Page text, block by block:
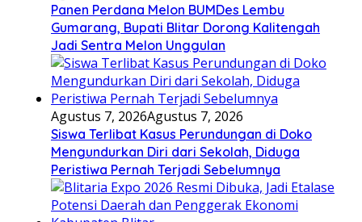
Panen Perdana Melon BUMDes Lembu
Gumarang, Bupati Blitar Dorong Kalitengah
Jadi Sentra Melon Unggulan
Agustus 7, 2026Agustus 7, 2026
Siswa Terlibat Kasus Perundungan di Doko
Mengundurkan Diri dari Sekolah, Diduga
Peristiwa Pernah Terjadi Sebelumnya